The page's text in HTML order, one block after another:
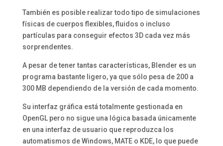
También es posible realizar todo tipo de simulaciones
físicas de cuerpos flexibles, fluidos o incluso
partículas para conseguir efectos 3D cada vez más
sorprendentes.
A pesar de tener tantas características, Blender es un
programa bastante ligero, ya que sólo pesa de 200 a
300 MB dependiendo de la versión de cada momento.
Su interfaz gráfica está totalmente gestionada en
OpenGL pero no sigue una lógica basada únicamente
en una interfaz de usuario que reproduzca los
automatismos de Windows, MATE o KDE, lo que puede